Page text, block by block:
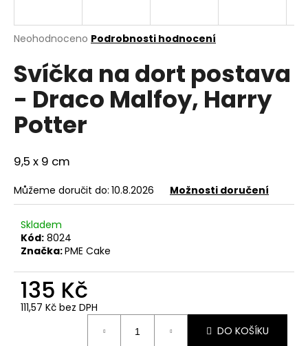
Průměrné
produktu
je
z
5
hvězdiček.
Neohodnoceno Podrobnosti hodnocení
Svíčka na dort postava
- Draco Malfoy, Harry
Potter
9,5 x 9 cm
Můžeme doručit do: 10.8.2026 Možnosti doručení
Skladem
Kód: 8024
Značka:PME Cake
135 Kč
111,57 Kč bez DPH
DO KOŠÍKU
j
t
?
D
o
p
č